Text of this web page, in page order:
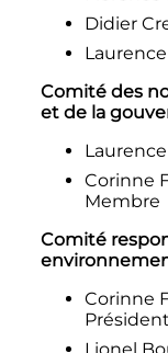
Didier
Comité des
et de la
Corinne
Membre
Comité
Corinne